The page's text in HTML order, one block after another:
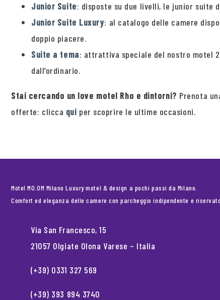
Junior Suite: disposte su due livelli, le junior suite
Junior Suite Luxury: al catalogo delle camere
doppio piacere.
Suite a tema: attrattiva speciale del nostro motel
dall’ordinario.
Stai cercando un love motel Rho e dintorni? Prenota
offerte: clicca qui per scoprire le ultime occasioni.
Motel MO.OM Milano Luxury motel & design a pochi passi da Milano.
Comfort ed eleganza delle camere con parcheggio indipendente e riservato.
Via San Francesco, 15
21057 Olgiate Olona Varese – Italia
(+39) 0331 327 569
(+39) 393 894 3740